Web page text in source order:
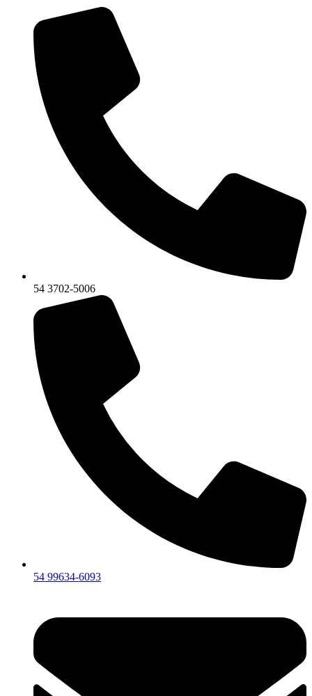
54 3702-5006
54 99634‑6093‬